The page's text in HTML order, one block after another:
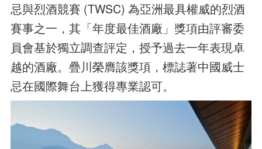
忌與烈酒競賽 (TWSC) 為亞洲最具權威的烈酒
賽事之一，其「年度最佳酒廠」獎項由評審委
員會基於獨立調查評定，授予過去一年表現卓
越的酒廠。疊川榮膺該獎項，標誌著中國威士
忌在國際舞台上獲得專業認可。